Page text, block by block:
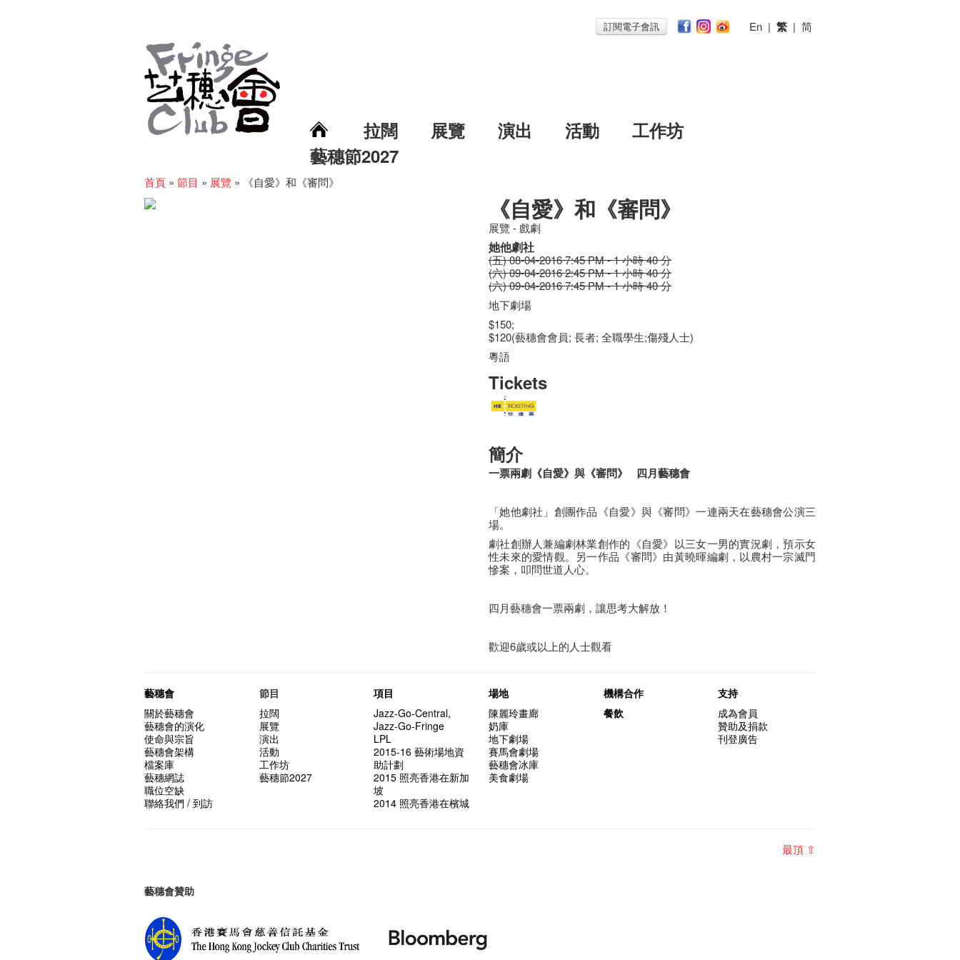
訂閱電子會訊 En | 繁 | 简
拉闊 展覽 演出 活動
工作坊
藝穗節2027
首頁 » 節目 » 展覽 » 《自愛》和《審問》
《自愛》和《審問》
展覽 - 戲劇
她他劇社
(五) 08-04-2016 7:45 PM - 1 小時 40 分
(六) 09-04-2016 2:45 PM - 1 小時 40 分
(六) 09-04-2016 7:45 PM - 1 小時 40 分
地下劇場
$150;
$120(藝穗會會員; 長者; 全職學生;傷殘人士)
粵語
Tickets
簡介
一票兩劇《自愛》與《審問》 四月藝穗會
「她他劇社」創團作品《自愛》與《審問》一連兩天在藝穗會公演三
場。
劇社創辦人兼編劇林業創作的《自愛》以三女一男的實況劇，預示女
性未來的愛情觀。另一作品《審問》由黃曉暉編劇，以農村一宗滅門
慘案，叩問世道人心。
四月藝穗會一票兩劇，讓思考大解放！
歡迎6歲或以上的人士觀看
藝穗會
關於藝穗會
藝穗會的演化
使命與宗旨
藝穗會架構
檔案庫
藝穗網誌
職位空缺
聯絡我們 / 到訪
節目
拉闊
展覽
演出
活動
工作坊
藝穗節2027
項目
Jazz-Go-Central,
Jazz-Go-Fringe
LPL
2015-16 藝術場地資
助計劃
2015 照亮香港在新加
坡
2014 照亮香港在檳城
場地
陳麗玲畫廊
奶庫
地下劇場
賽馬會劇場
藝穗會冰庫
美食劇場
機構合作
餐飲
支持
成為會員
贊助及捐款
刊登廣告
最頂 ⇧
藝穗會贊助